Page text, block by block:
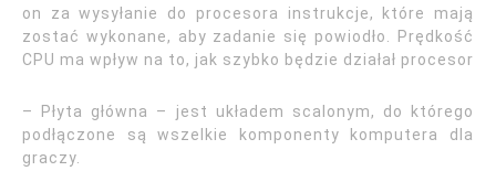
on za wysyłanie do procesora instrukcje, które mają
zostać wykonane, aby zadanie się powiodło. Prędkość
CPU ma wpływ na to, jak szybko będzie działał procesor
– Płyta główna – jest układem scalonym, do którego
podłączone są wszelkie komponenty komputera dla
graczy.